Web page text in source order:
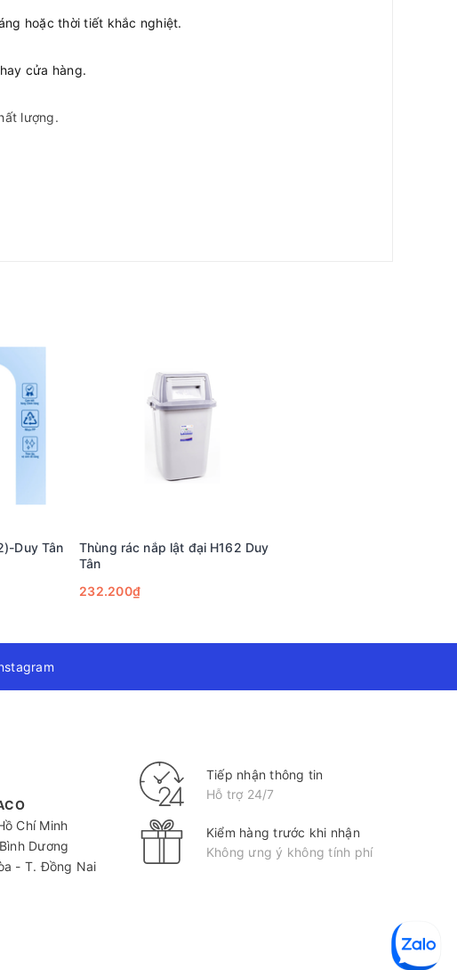
hoặc thời tiết khắc nghiệt.
cửa hàng.
lượng.
với Vistaco - Văn phòng phẩm Bình Dương: 0911 548
Duy Tân
Thùng rác nắp lật đại H162 Duy
Tân
232.200₫
Chí Minh
Dương
- T. Đồng Nai
Tiếp nhận thông tin
Hỗ trợ 24/7
Kiểm hàng trước khi nhận
Không ưng ý không tính phí